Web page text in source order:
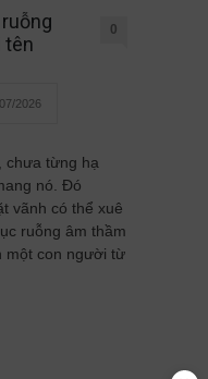
tên
0
2026
chưa từng hạ
nó. Đó
vãnh có thể xuê
ruỗng âm thầm
một con người từ